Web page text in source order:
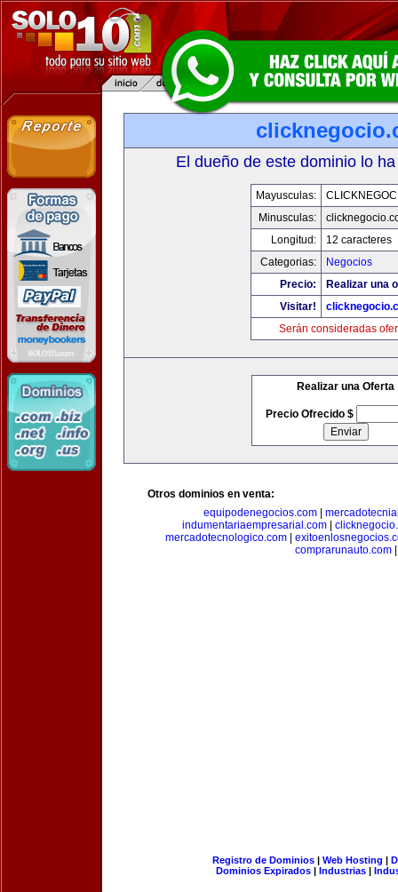
El dueño de este dominio lo
Mayusculas:
Minusculas:
Longitud:
12 caracteres
Categorias:
Negocios
Precio:
Realizar una
Visitar!
Serán consideradas
Realizar una Oferta
Precio Ofrecido $
Otros dominios en venta:
equipodenegocios.com|
indumentariaempresarial.com
mercadotecnologico.com
comprarunauto.com|
Registro de Dominios| Web Hosting |
Dominios Expirados | Industrias |